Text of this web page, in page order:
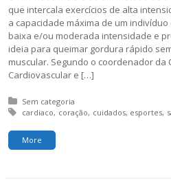
que intercala exercícios de alta
a capacidade máxima de um
baixa e/ou moderada intensidade e
ideia para queimar gordura rápido
muscular. Segundo o coordenador da
Cardiovascular e […]
Posted in:
Sem categoria
Tagged with:
cardiaco coração cuidados esportes
More